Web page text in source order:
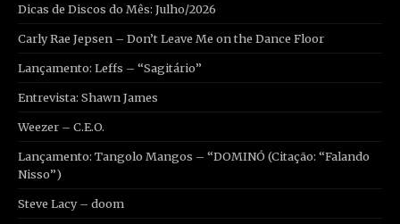
Dicas de Discos do Mês: Julho/2026
Carly Rae Jepsen – Don’t Leave Me on the Dance Floor
Lançamento: Leffs – “Sagitário”
Entrevista: Shawn James
Weezer – C.E.O.
Lançamento: Tangolo Mangos – “DOMINÓ (Citação: “Falando
Nisso”)
Steve Lacy – doom